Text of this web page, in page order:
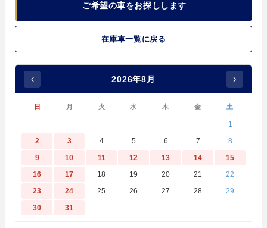
ご希望の車をお探しします
在庫車一覧に戻る
‹ 2026年8月 ›
日 月 火 水 木 金 土
1
2
3 4 5 6 7
8
9
10 11 12 13 14
15
16
17 18 19 20 21
22
23
24 25 26 27 28
29
30
31